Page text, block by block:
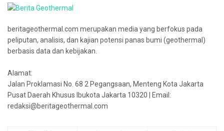
beritageothermal.com merupakan media yang berfokus pada
peliputan, analisis, dan kajian potensi panas bumi (geothermal)
berbasis data dan kebijakan.
Alamat:
Jalan Proklamasi No. 68 2 Pegangsaan, Menteng Kota Jakarta
Pusat Daerah Khusus Ibukota Jakarta 10320 | Email:
redaksi@beritageothermal.com